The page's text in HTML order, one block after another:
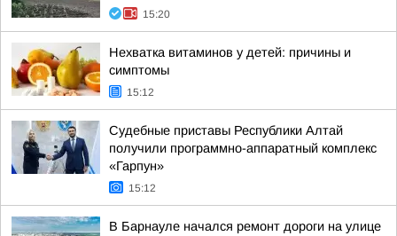
15:20
Нехватка витаминов у детей: причины и
симптомы
15:12
Судебные приставы Республики Алтай
получили программно-аппаратный комплекс
«Гарпун»
15:12
В Барнауле начался ремонт дороги на улице